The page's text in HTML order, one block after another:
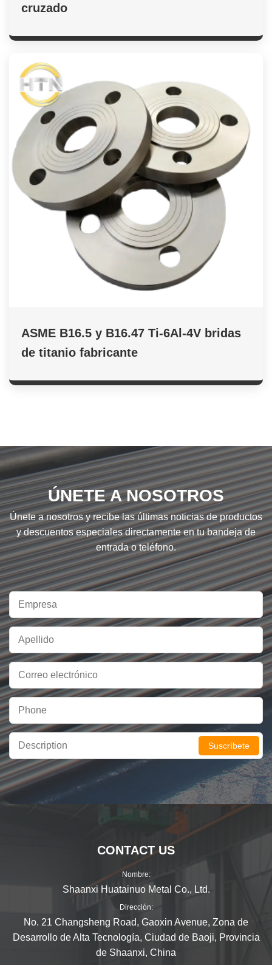
cruzado
ASME B16.5 y B16.47 Ti-6Al-4V bridas
de titanio fabricante
ÚNETE A NOSOTROS
Únete a nosotros y recibe las últimas noticias de productos
y descuentos especiales directamente en tu bandeja de
entrada o teléfono.
Suscríbete
CONTACT US
Nombre:
Shaanxi Huatainuo Metal Co., Ltd.
Dirección:
No. 21 Changsheng Road, Gaoxin Avenue, Zona de
Desarrollo de Alta Tecnología, Ciudad de Baoji, Provincia
de Shaanxi, China